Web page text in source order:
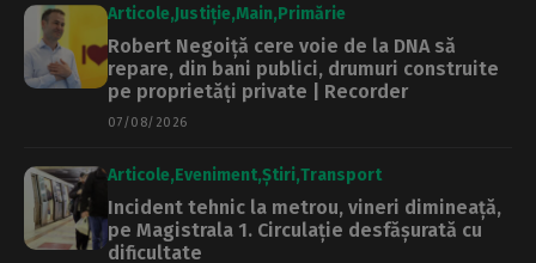
Articole Justiție Main Primărie
Robert Negoiță cere voie de la DNA să
repare, din bani publici, drumuri construite
pe proprietăți private | Recorder
07/08/2026
Articole Eveniment Știri Transport
Incident tehnic la metrou, vineri dimineață,
pe Magistrala 1. Circulație desfășurată cu
dificultate